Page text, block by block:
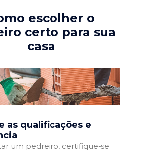
escolher o
certo para sua
casa
as qualificações e
um pedreiro, certifique-se